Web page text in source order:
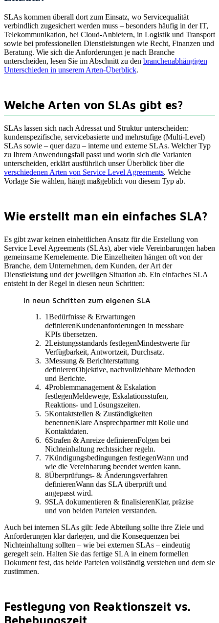
SLAs kommen überall dort zum Einsatz, wo Servicequalität
verbindlich zugesichert werden muss – besonders häufig in der IT,
Telekommunikation, bei Cloud-Anbietern, in Logistik und Transport
sowie bei professionellen Dienstleistungen wie Recht, Finanzen und
Beratung. Wie sich die Anforderungen je nach Branche
unterscheiden, lesen Sie im Abschnitt zu den branchenabhängigen
Unterschieden in unserem Arten-Überblick.
Welche Arten von SLAs gibt es?
SLAs lassen sich nach Adressat und Struktur unterscheiden:
kundenspezifische, servicebasierte und mehrstufige (Multi-Level)
SLAs sowie – quer dazu – interne und externe SLAs. Welcher Typ
zu Ihrem Anwendungsfall passt und worin sich die Varianten
unterscheiden, erklärt ausführlich unser Überblick über die
verschiedenen Arten von Service Level Agreements. Welche
Vorlage Sie wählen, hängt maßgeblich von diesem Typ ab.
Wie erstellt man ein einfaches SLA?
Es gibt zwar keinen einheitlichen Ansatz für die Erstellung von
Service Level Agreements (SLAs), aber viele Vereinbarungen haben
gemeinsame Kernelemente. Die Einzelheiten hängen oft von der
Branche, dem Unternehmen, dem Kunden, der Art der
Dienstleistung und der jeweiligen Situation ab. Ein einfaches SLA
entsteht in der Regel in diesen neun Schritten:
In neun Schritten zum eigenen SLA
1Bedürfnisse & Erwartungen
definierenKundenanforderungen in messbare
KPIs übersetzen.
2Leistungsstandards festlegenMindestwerte für
Verfügbarkeit, Antwortzeit, Durchsatz.
3Messung & Berichterstattung
definierenObjektive, nachvollziehbare Methoden
und Berichte.
4Problemmanagement & Eskalation
festlegenMeldewege, Eskalationsstufen,
Reaktions- und Lösungszeiten.
5Kontaktstellen & Zuständigkeiten
benennenKlare Ansprechpartner mit Rolle und
Kontaktdaten.
6Strafen & Anreize definierenFolgen bei
Nichteinhaltung rechtssicher regeln.
7Kündigungsbedingungen festlegenWann und
wie die Vereinbarung beendet werden kann.
8Überprüfungs- & Änderungsverfahren
definierenWann das SLA überprüft und
angepasst wird.
9SLA dokumentieren & finalisierenKlar, präzise
und von beiden Parteien verstanden.
Auch bei internen SLAs gilt: Jede Abteilung sollte ihre Ziele und
Anforderungen klar darlegen, und die Konsequenzen bei
Nichteinhaltung sollten – wie bei externen SLAs – eindeutig
geregelt sein. Halten Sie das fertige SLA in einem formellen
Dokument fest, das beide Parteien vollständig verstehen und dem sie
zustimmen.
Festlegung von Reaktionszeit vs.
Behebungszeit